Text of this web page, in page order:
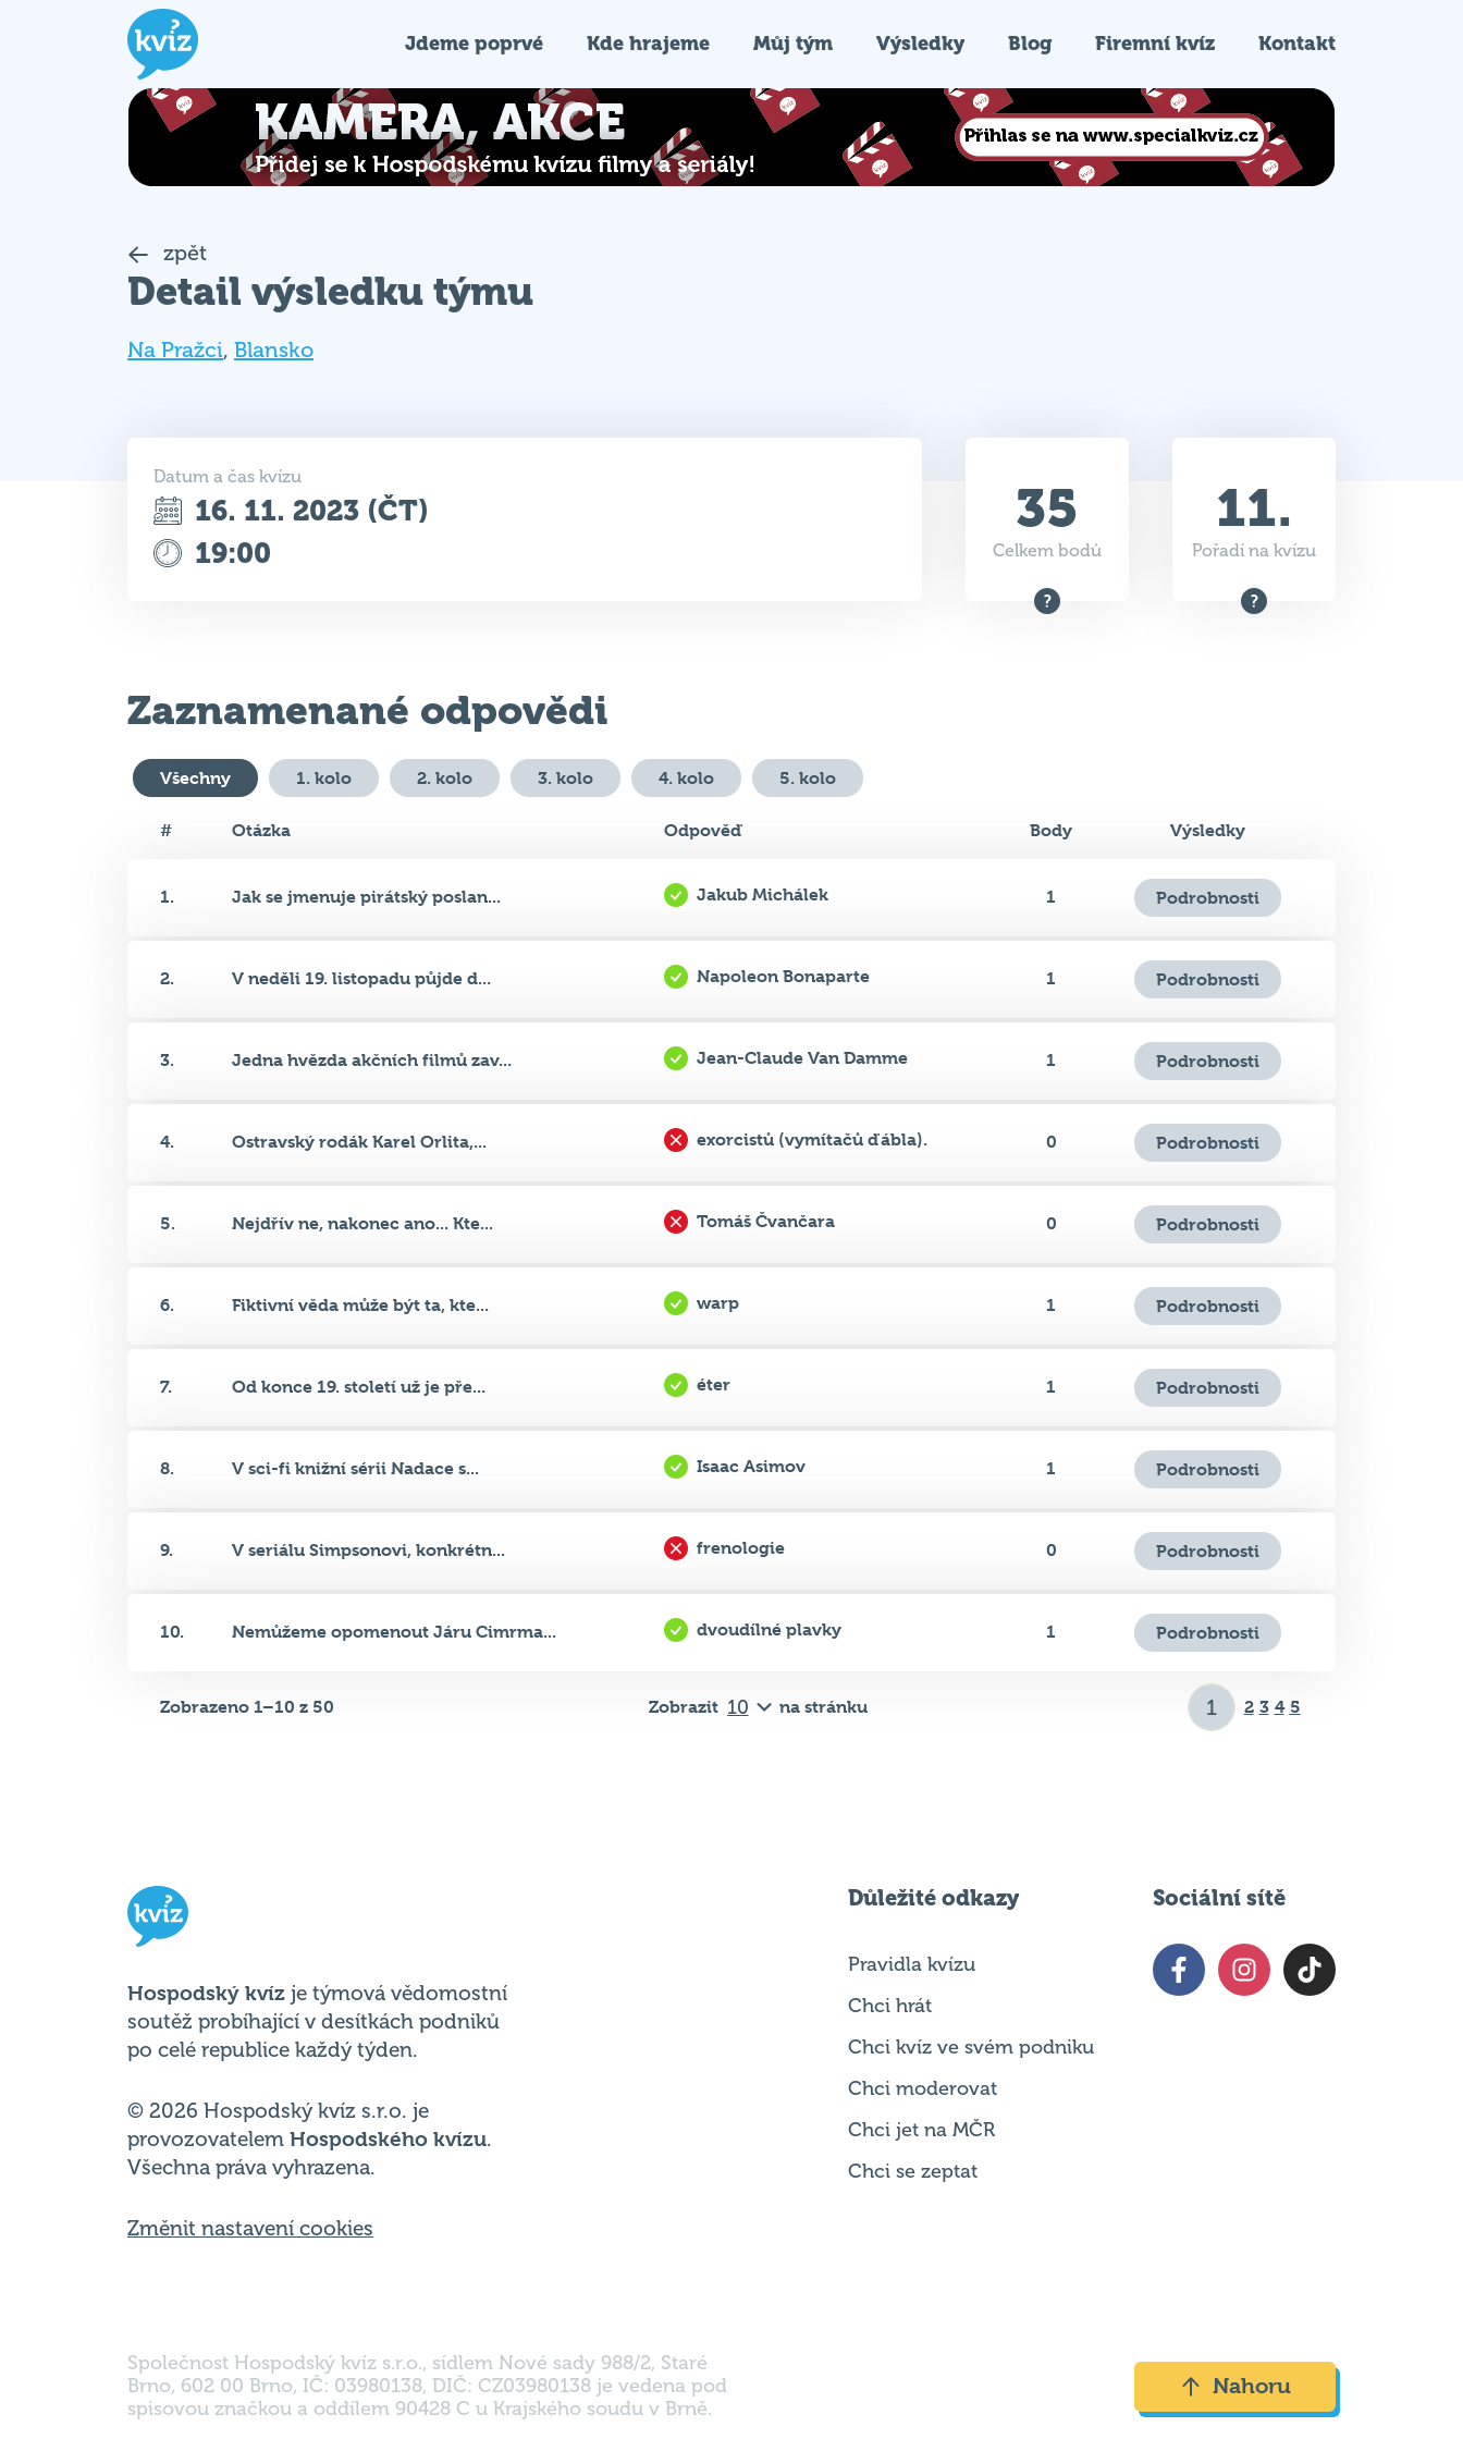
Jdeme poprvé Kde hrajeme Můj tým Výsledky Blog Firemní kvíz Kontakt
zpět
Detail výsledku týmu
Na Pražci, Blansko
Datum a čas kvízu
16. 11. 2023 (ČT)
19:00
35
Celkem bodů
11.
Pořadí na kvízu
Zaznamenané odpovědi
Všechny 1. kolo 2. kolo 3. kolo 4. kolo 5. kolo
# Otázka Odpověď Body Výsledky
1. Jak se jmenuje pirátský poslan... Jakub Michálek 1 Podrobnosti
2. V neděli 19. listopadu půjde d... Napoleon Bonaparte 1 Podrobnosti
3. Jedna hvězda akčních filmů zav... Jean-Claude Van Damme 1 Podrobnosti
4. Ostravský rodák Karel Orlita,... exorcistů (vymítačů ďábla). 0 Podrobnosti
5. Nejdřív ne, nakonec ano... Kte... Tomáš Čvančara 0 Podrobnosti
6. Fiktivní věda může být ta, kte... warp 1 Podrobnosti
7. Od konce 19. století už je pře... éter 1 Podrobnosti
8. V sci-fi knižní sérii Nadace s... Isaac Asimov 1 Podrobnosti
9. V seriálu Simpsonovi, konkrétn... frenologie 0 Podrobnosti
10. Nemůžeme opomenout Járu Cimrma... dvoudílné plavky 1 Podrobnosti
Zobrazeno 1–10 z 50 Zobrazit na stránku 2 3 4 5
Hospodský kvíz je týmová vědomostní
soutěž probíhající v desítkách podniků
po celé republice každý týden.
© 2026 Hospodský kvíz s.r.o. je
provozovatelem Hospodského kvízu.
Všechna práva vyhrazena.
Změnit nastavení cookies
Důležité odkazy
Pravidla kvízu
Chci hrát
Chci kvíz ve svém podniku
Chci moderovat
Chci jet na MČR
Chci se zeptat
Sociální sítě
Společnost Hospodský kvíz s.r.o., sídlem Nové sady 988/2, Staré
Brno, 602 00 Brno, IČ: 03980138, DIČ: CZ03980138 je vedena pod
spisovou značkou a oddílem 90428 C u Krajského soudu v Brně.
Nahoru